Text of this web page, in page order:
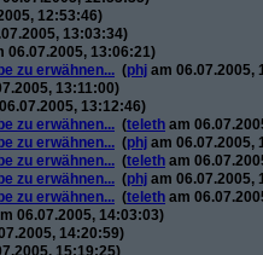
12:53:46)
13:03:34)
06.07.2005, 13:06:21)
zu erwähnen... (phj am 06.07.2005,
13:11:00)
13:12:46)
zu erwähnen... (teleth am
zu erwähnen... (phj am 06.07.2005,
zu erwähnen... (teleth am
zu erwähnen... (phj am 06.07.2005,
zu erwähnen... (teleth am
06.07.2005, 14:03:03)
14:20:59)
15:19:25)